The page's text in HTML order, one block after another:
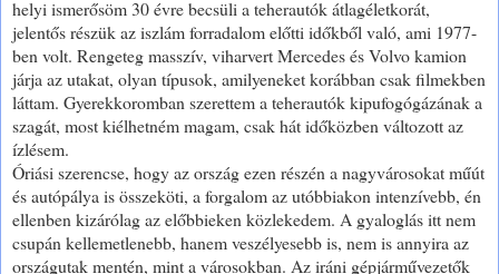
helyi ismerősöm 30 évre becsüli a teherautók átlagéletkorát,
jelentős részük az iszlám forradalom előtti időkből való, ami 1977-
ben volt. Rengeteg masszív, viharvert Mercedes és Volvo kamion
járja az utakat, olyan típusok, amilyeneket korábban csak filmekben
láttam. Gyerekkoromban szerettem a teherautók kipufogógázának a
szagát, most kiélhetném magam, csak hát időközben változott az
ízlésem.
Óriási szerencse, hogy az ország ezen részén a nagyvárosokat műút
és autópálya is összeköti, a forgalom az utóbbiakon intenzívebb, én
ellenben kizárólag az előbbieken közlekedem. A gyaloglás itt nem
csupán kellemetlenebb, hanem veszélyesebb is, nem is annyira az
országutak mentén, mint a városokban. Az iráni gépjárművezetők